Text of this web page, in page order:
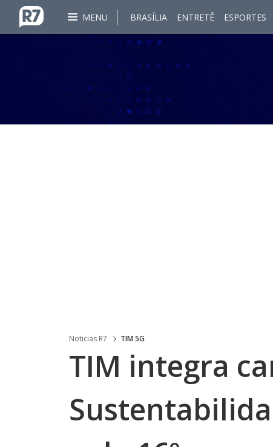
MENU BRASÍLIA ENTRETÊ ESPORTES
Noticias R7 TIM 5G
TIM integra